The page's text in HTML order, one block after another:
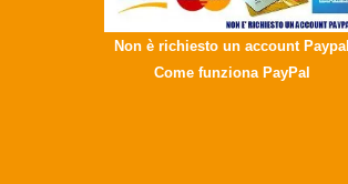
Non è richiesto un account Paypal
Come funziona PayPal